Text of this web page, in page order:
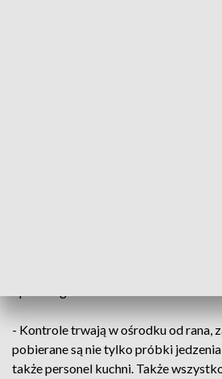
- Kontrole trwają w ośrodku od rana,
pobierane są nie tylko próbki
także personel kuchni. Także